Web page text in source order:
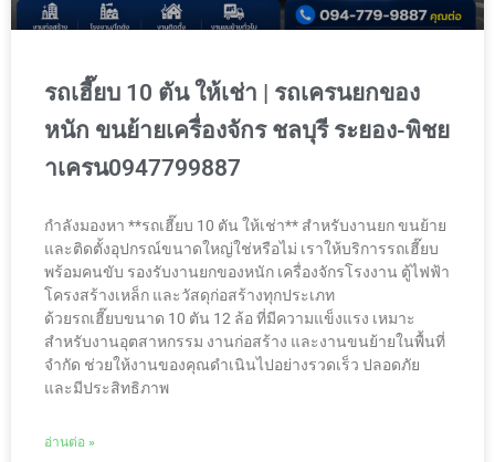
รถเฮี๊ยบ 10 ตัน ให้เช่า | รถเครนยกของ
หนัก ขนย้ายเครื่องจักร ชลบุรี ระยอง-พิชย
าเครน0947799887
กำลังมองหา **รถเฮี๊ยบ 10 ตัน ให้เช่า** สำหรับงานยก ขนย้าย
และติดตั้งอุปกรณ์ขนาดใหญ่ใช่หรือไม่ เราให้บริการรถเฮี๊ยบ
พร้อมคนขับ รองรับงานยกของหนัก เครื่องจักรโรงงาน ตู้ไฟฟ้า
โครงสร้างเหล็ก และวัสดุก่อสร้างทุกประเภท
ด้วยรถเฮี๊ยบขนาด 10 ตัน 12 ล้อ ที่มีความแข็งแรง เหมาะ
สำหรับงานอุตสาหกรรม งานก่อสร้าง และงานขนย้ายในพื้นที่
จำกัด ช่วยให้งานของคุณดำเนินไปอย่างรวดเร็ว ปลอดภัย
และมีประสิทธิภาพ
อ่านต่อ »